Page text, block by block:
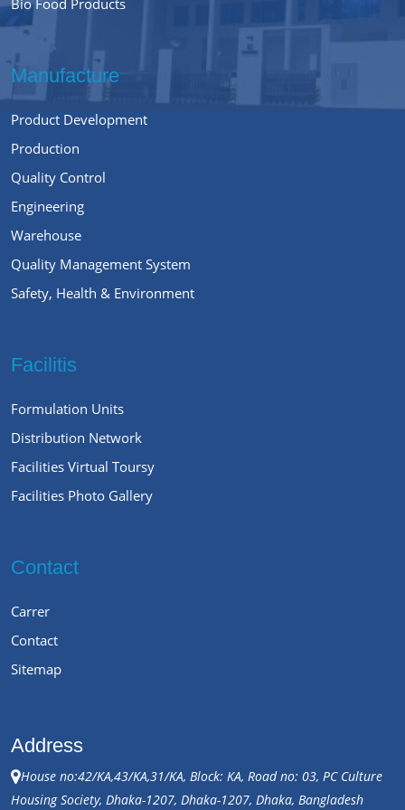
Manufacture
Product Development
Production
Quality Control
Engineering
Warehouse
Quality Management System
Safety, Health & Environment
Facilitis
Formulation Units
Distribution Network
Facilities Virtual Toursy
Facilities Photo Gallery
Contact
Carrer
Contact
Sitemap
Address
House no:42/KA,43/KA,31/KA, Block: KA, Road no: 03, PC Culture
Housing Society, Dhaka-1207, Dhaka-1207, Dhaka, Bangladesh